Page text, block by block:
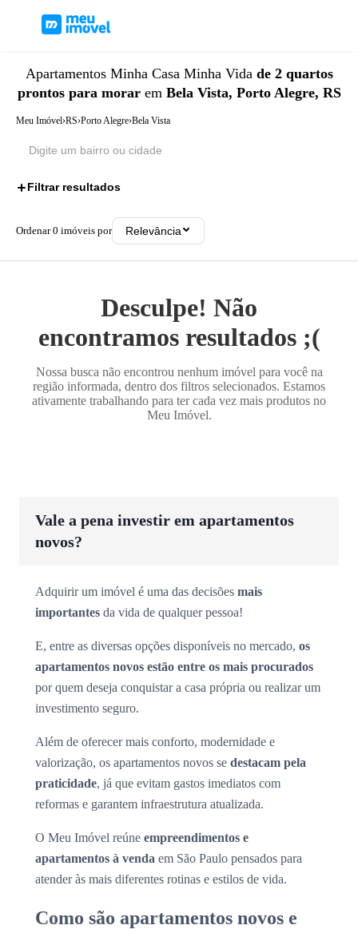
Apartamentos Minha Casa Minha Vida de 2 quartos
prontos para morar em Bela Vista, Porto Alegre, RS
Meu Imóvel›RS›Porto Alegre›Bela Vista
Filtrar resultados
Ordenar0 imóveis por Relevância
Desculpe! Não
encontramos resultados ;(
Nossa busca não encontrou nenhum imóvel para você na
região informada, dentro dos filtros selecionados. Estamos
ativamente trabalhando para ter cada vez mais produtos no
Meu Imóvel.
Vale a pena investir em apartamentos
novos?
Adquirir um imóvel é uma das decisões mais
importantes da vida de qualquer pessoa!
E, entre as diversas opções disponíveis no mercado, os
apartamentos novos estão entre os mais procurados
por quem deseja conquistar a casa própria ou realizar um
investimento seguro.
Além de oferecer mais conforto, modernidade e
valorização, os apartamentos novos se destacam pela
praticidade, já que evitam gastos imediatos com
reformas e garantem infraestrutura atualizada.
O Meu Imóvel reúne empreendimentos e
apartamentos à venda em São Paulo pensados para
atender às mais diferentes rotinas e estilos de vida.
Como são apartamentos novos e